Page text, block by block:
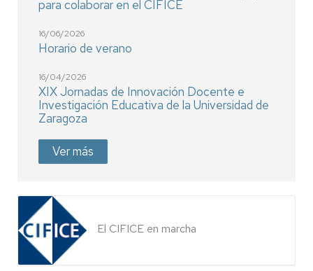
para colaborar en el CIFICE
16/06/2026
Horario de verano
16/04/2026
XIX Jornadas de Innovación Docente e
Investigación Educativa de la Universidad de
Zaragoza
Ver más
El CIFICE en marcha